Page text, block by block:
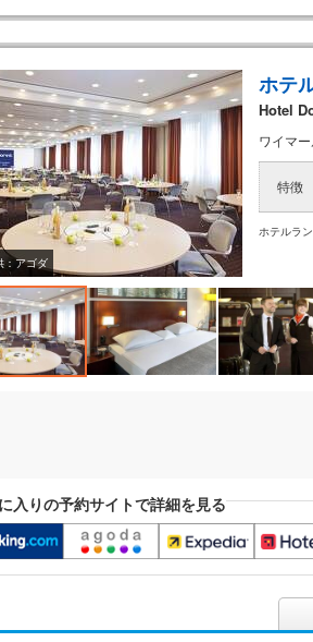
：アゴダ
ホテ
Hotel
ワイマ
特徴
ホテルラ
入りの予約サイトで詳細を見る